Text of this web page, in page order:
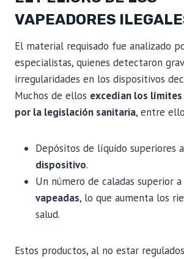
VAPEADORES
El material requisado fue analizado
especialistas, quienes detectaron
irregularidades en los dispositivos
Muchos de ellos excedían los
por la legislación sanitaria, entre
Depósitos de líquido superiores
dispositivo.
Un número de caladas superior a
vapeadas, lo que aumenta los
salud.
Estos productos, al no estar